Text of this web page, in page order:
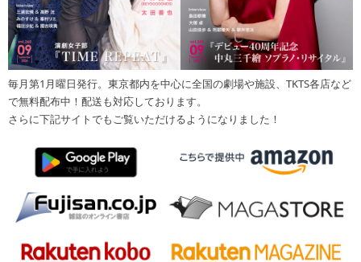
毎月第1月曜日発行。東京都内を中心に全国の劇場や施設、TKTS各店など
で無料配布中！配送も対応しております。
さらに下記サイトでもご覧いただけるようになりました！